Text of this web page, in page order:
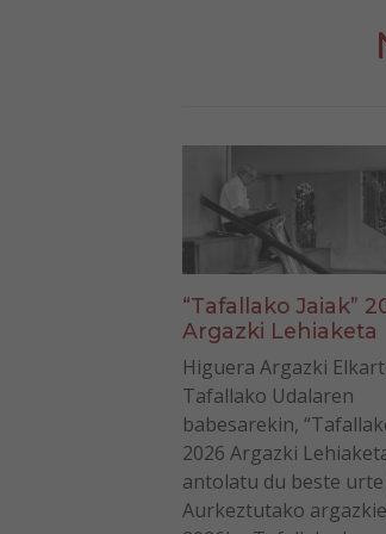
“Tafallako Jaiak”
Argazki Lehiaketa
Higuera Argazki
Tafallako Udalaren
babesarekin,
2026 Argazki
antolatu du beste urte
Aurkeztutako